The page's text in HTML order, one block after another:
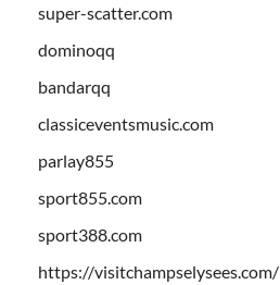
super-scatter.com
dominoqq
bandarqq
classiceventsmusic.com
parlay855
sport855.com
sport388.com
https://visitchampselysees.com/